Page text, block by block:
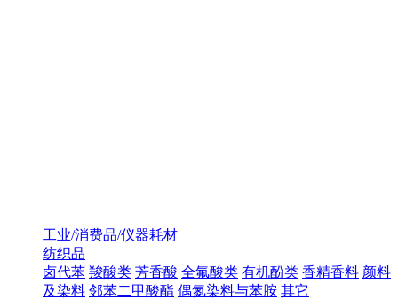
工业/消费品/仪器耗材
纺织品
卤代苯 羧酸类 芳香酸 全氟酸类 有机酚类 香精香料 颜料
及染料 邻苯二甲酸酯 偶氮染料与苯胺 其它